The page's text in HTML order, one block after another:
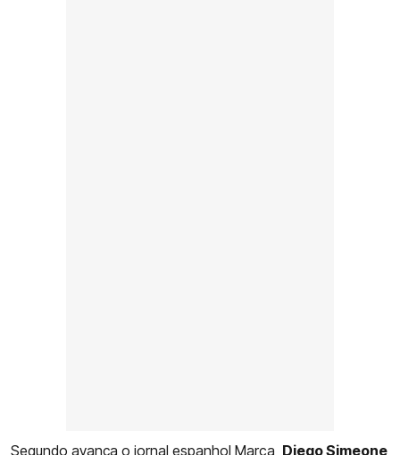
Segundo avança o jornal espanhol Marca, Diego Simeone